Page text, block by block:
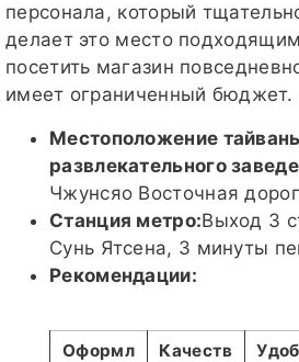
персонала, который
делает это место
посетить магазин
имеет ограниченный бюджет.
Местоположение
развлекательного
Чжунсяо Восточная
Станция метро:Выход 3
Сунь Ятсена, 3 минуты
Рекомендации:
Оформл
Качеств